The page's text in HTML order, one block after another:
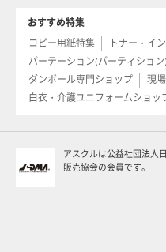
おすすめ特集
コピー用紙特集
トナー・イ
パーテーション(パーティショ
ダンボール専門ショップ
現
白衣・介護ユニフォームショッ
アスクルは公益社団法人
販売協会の会員です。